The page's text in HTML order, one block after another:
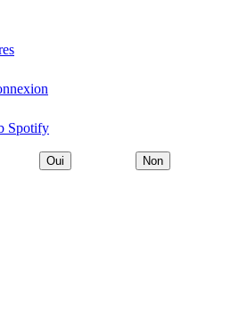
Spotify
Oui Non